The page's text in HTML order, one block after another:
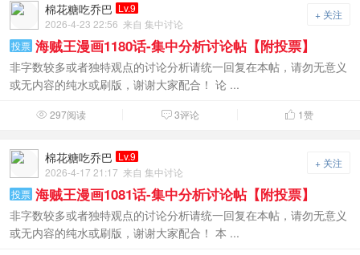
+ 关注
棉花糖吃乔巴 Lv.9
2026-4-23 22:56 来自 集中讨论
投票 海贼王漫画1180话-集中分析讨论帖【附投票】
非字数较多或者独特观点的讨论分析请统一回复在本帖，请勿无意义
或无内容的纯水或刷版，谢谢大家配合！ 论 ...
 297阅读  3评论  1赞
+ 关注
棉花糖吃乔巴 Lv.9
2026-4-17 21:17 来自 集中讨论
投票 海贼王漫画1081话-集中分析讨论帖【附投票】
非字数较多或者独特观点的讨论分析请统一回复在本帖，请勿无意义
或无内容的纯水或刷版，谢谢大家配合！ 本 ...